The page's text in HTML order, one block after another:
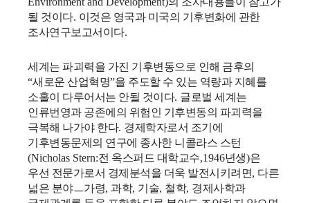
될 것이다. 이것은 영국과 미국의 기후변화에 관한
조사연구보고서이다.
세계는 파괴력을 가진 기후변동으로 인해 금후의
“새로운 산업혁명”을 주도할 수 있는 역량과 지혜를
소홀이 다루어서는 안될 것이다. 글로벌 세계는
인류번영과 공존에의 위험인 기후변동의 파괴력을
극복해 나가야 한다. 경제학자로서 조기에
기후변동문제의 연구에 종사한 니콜라스 스턴
(Nicholas Stern:전 옥스퍼드 대학교수,1946년생)은
우선 전문가로서 경제분석을 더욱 발전시키려면, 다른
넓은 분야ㅡ가령, 과학, 기술, 철학, 경제사학과